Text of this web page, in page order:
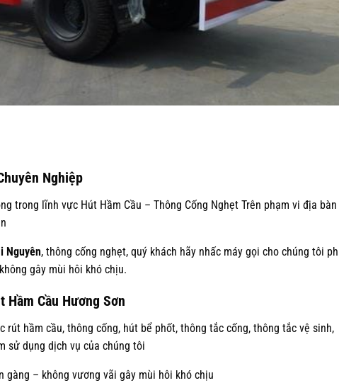
Nghiệp
trong lĩnh vực Hút Hầm Cầu – Thông Cống Nghẹt Trên phạm vi địa bàn
Nguyên, thông cống nghẹt, quý khách hãy nhấc máy gọi cho chúng tôi
gây mùi hôi khó chịu.
Hầm Cầu Hương Sơn
hầm cầu, thông cống, hút bể phốt, thông tắc cống, thông tắc vệ sinh,
sử dụng dịch vụ của chúng tôi
gàng – không vương vãi gây mùi hôi khó chịu